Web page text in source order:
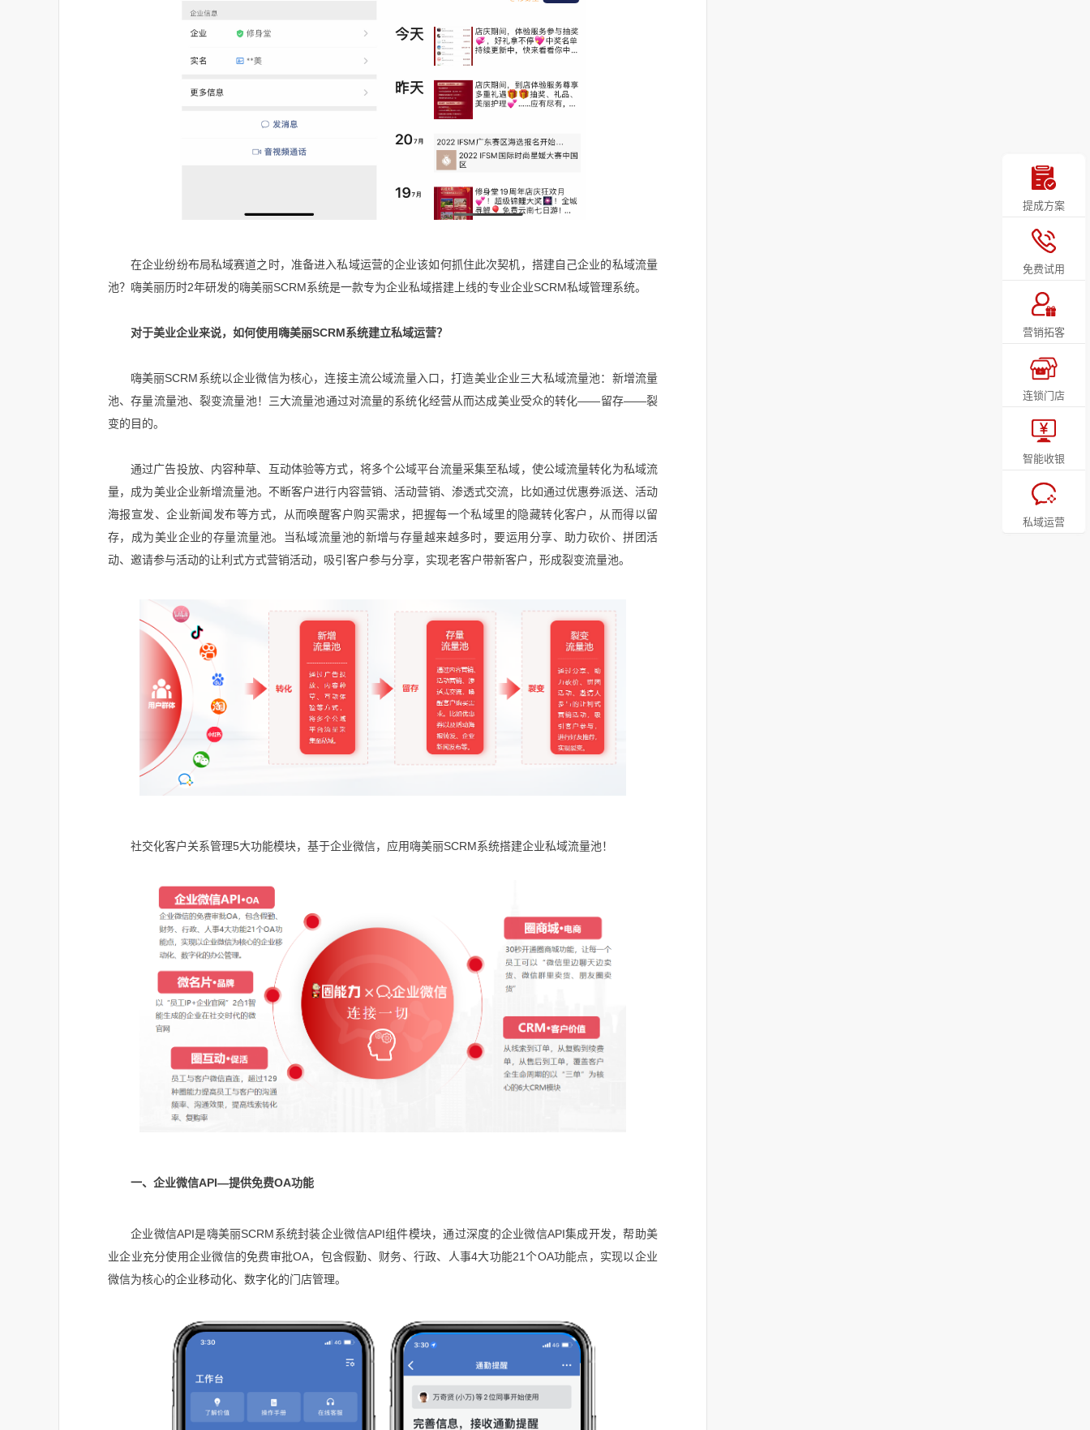
在企业纷纷布局私域赛道之时，准备进入私域运营的企业该如何抓住此次契机，搭建自己企业的私域流量
池？嗨美丽历时2年研发的嗨美丽SCRM系统是一款专为企业私域搭建上线的专业企业SCRM私域管理系统。
对于美业企业来说，如何使用嗨美丽SCRM系统建立私域运营？
嗨美丽SCRM系统以企业微信为核心，连接主流公域流量入口，打造美业企业三大私域流量池：新增流量
池、存量流量池、裂变流量池！三大流量池通过对流量的系统化经营从而达成美业受众的转化——留存——裂
变的目的。
通过广告投放、内容种草、互动体验等方式，将多个公域平台流量采集至私域，使公域流量转化为私域流
量，成为美业企业新增流量池。不断客户进行内容营销、活动营销、渗透式交流，比如通过优惠券派送、活动
海报宣发、企业新闻发布等方式，从而唤醒客户购买需求，把握每一个私域里的隐藏转化客户，从而得以留
存，成为美业企业的存量流量池。当私域流量池的新增与存量越来越多时，要运用分享、助力砍价、拼团活
动、邀请参与活动的让利式方式营销活动，吸引客户参与分享，实现老客户带新客户，形成裂变流量池。
社交化客户关系管理5大功能模块，基于企业微信，应用嗨美丽SCRM系统搭建企业私域流量池！
一、企业微信API—提供免费OA功能
企业微信API是嗨美丽SCRM系统封装企业微信API组件模块，通过深度的企业微信API集成开发，帮助美
业企业充分使用企业微信的免费审批OA，包含假勤、财务、行政、人事4大功能21个OA功能点，实现以企业
微信为核心的企业移动化、数字化的门店管理。
提成方案
免费试用
营销拓客
连锁门店
智能收银
私域运营